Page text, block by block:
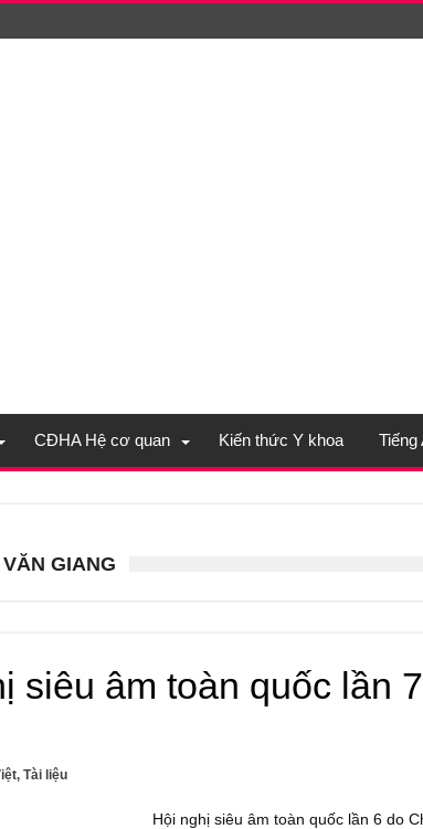
CĐHA Hệ cơ quan Kiến thức Y khoa Tiếng
GIANG
siêu âm toàn quốc lần
, Tài liệu
Hội nghị siêu âm toàn quốc lần 6 do